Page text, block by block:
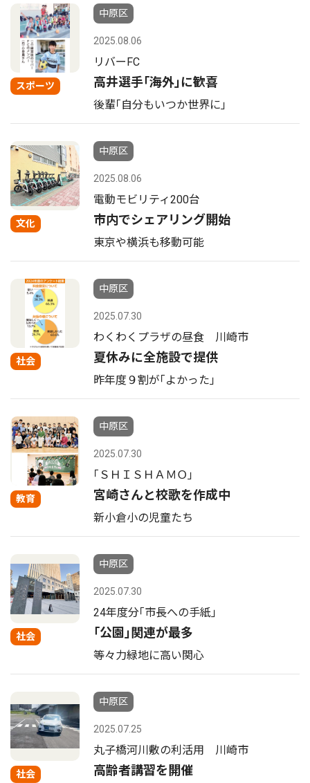
スポーツ
中原区
2025.08.06
リバーFC
高井選手｢海外｣に歓喜
後輩｢自分もいつか世界に｣
文化
中原区
2025.08.06
電動モビリティ200台
市内でシェアリング開始
東京や横浜も移動可能
社会
中原区
2025.07.30
わくわくプラザの昼食 川崎市
夏休みに全施設で提供
昨年度９割が｢よかった｣
教育
中原区
2025.07.30
｢ＳＨＩＳＨＡＭＯ｣
宮崎さんと校歌を作成中
新小倉小の児童たち
社会
中原区
2025.07.30
24年度分｢市長への手紙｣
｢公園｣関連が最多
等々力緑地に高い関心
社会
中原区
2025.07.25
丸子橋河川敷の利活用 川崎市
高齢者講習を開催